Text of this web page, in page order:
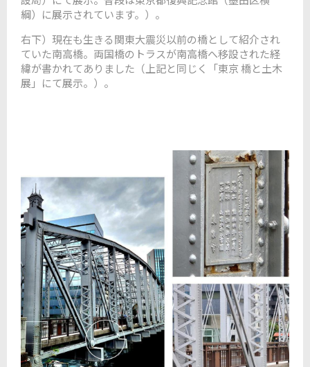
綱）に展示されています。）。
右下）現在も生きる関東大震災以前の橋として紹介され
ていた南高橋。両国橋のトラスが南高橋へ移設された経
緯が書かれてありました（上記と同じく「東京 橋と土木
展」にて展示。）。